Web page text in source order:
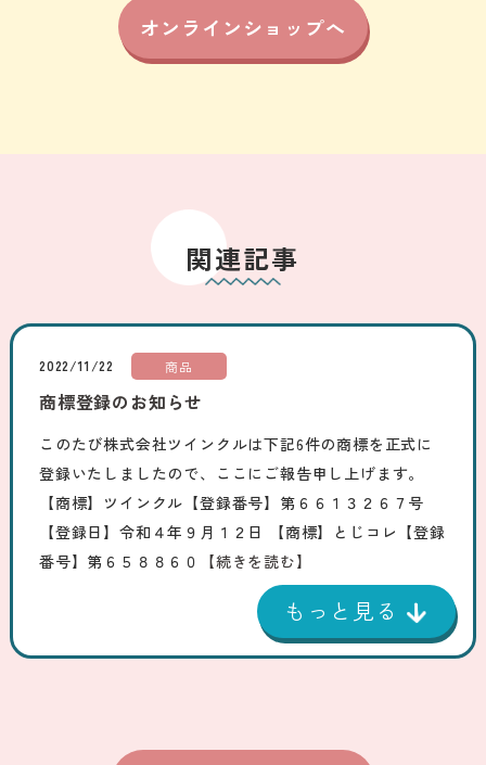
オンラインショップへ
関連記事
2022/11/22 商品
商標登録のお知らせ
このたび株式会社ツインクルは下記6件の商標を正式に
登録いたしましたので、ここにご報告申し上げます。
【商標】ツインクル【登録番号】第６６１３２６７号
【登録日】令和４年９月１２日 【商標】とじコレ【登録
番号】第６５８８６０
【続きを読む】